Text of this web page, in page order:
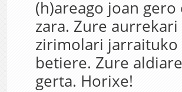
(h)areago joan
zara. Zure
zirimolari jarraituko
betiere. Zure
gerta. Horixe!